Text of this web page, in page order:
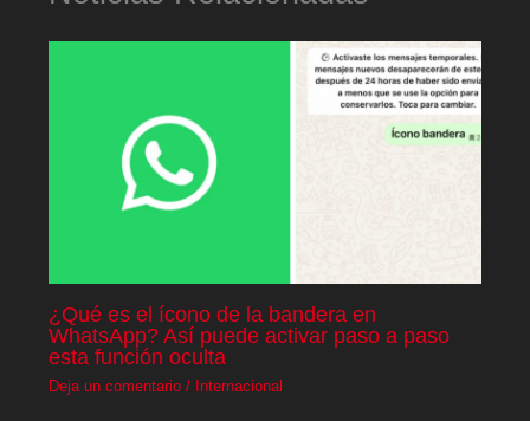
¿Qué es el ícono de la bandera en
WhatsApp? Así puede activar paso a paso
esta función oculta
Deja un comentario / Internacional